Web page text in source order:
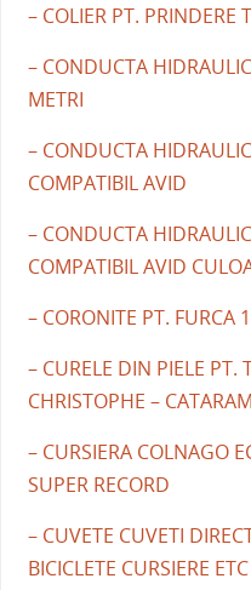
– COLIER PT. PRINDERE
– CONDUCTA
METRI
– CONDUCTA
COMPATIBIL AVID
– CONDUCTA
COMPATIBIL AVID
– CORONITE PT. FURCA
– CURELE DIN PIELE PT.
CHRISTOPHE –
– CURSIERA COLNAGO
SUPER RECORD
– CUVETE CUVETI
BICICLETE CURSIERE ETC